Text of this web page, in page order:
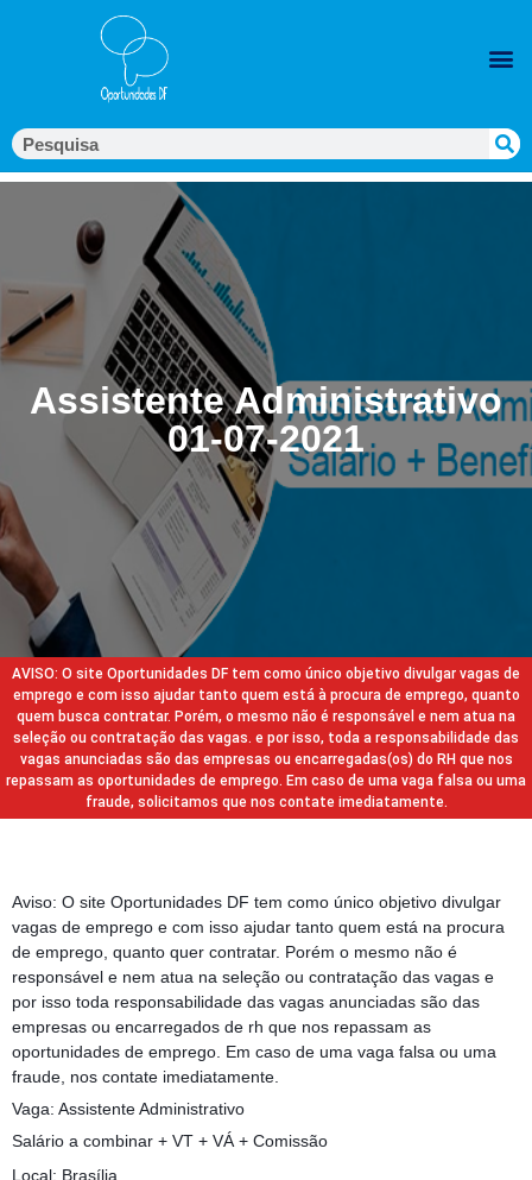
Assistente Administrativo
01-07-2021
AVISO: O site Oportunidades DF tem como único objetivo divulgar vagas de
emprego e com isso ajudar tanto quem está à procura de emprego, quanto
quem busca contratar. Porém, o mesmo não é responsável e nem atua na
seleção ou contratação das vagas. e por isso, toda a responsabilidade das
vagas anunciadas são das empresas ou encarregadas(os) do RH que nos
repassam as oportunidades de emprego. Em caso de uma vaga falsa ou uma
fraude, solicitamos que nos contate imediatamente.
Aviso: O site Oportunidades DF tem como único objetivo divulgar
vagas de emprego e com isso ajudar tanto quem está na procura
de emprego, quanto quer contratar. Porém o mesmo não é
responsável e nem atua na seleção ou contratação das vagas e
por isso toda responsabilidade das vagas anunciadas são das
empresas ou encarregados de rh que nos repassam as
oportunidades de emprego. Em caso de uma vaga falsa ou uma
fraude, nos contate imediatamente.
Vaga: Assistente Administrativo
Salário a combinar + VT + VÁ + Comissão
Local: Brasília